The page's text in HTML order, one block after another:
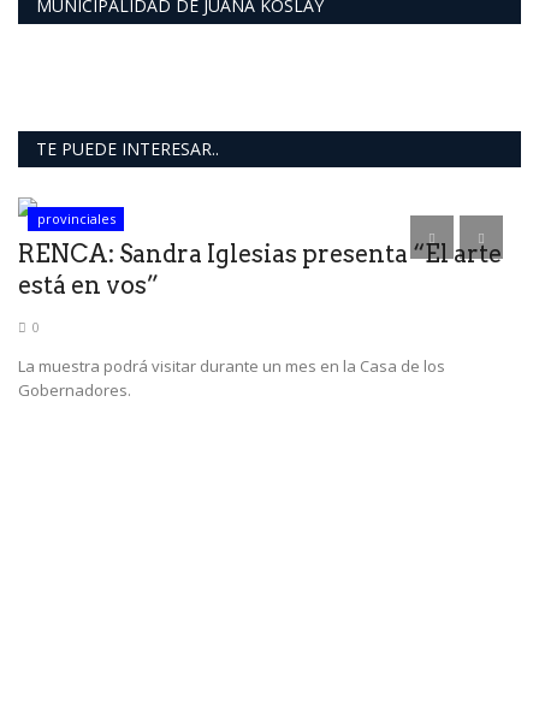
MUNICIPALIDAD DE JUANA KOSLAY
TE PUEDE INTERESAR..
provinciales
RENCA: Sandra Iglesias presenta “El arte
está en vos”
0
La muestra podrá visitar durante un mes en la Casa de los
Gobernadores.